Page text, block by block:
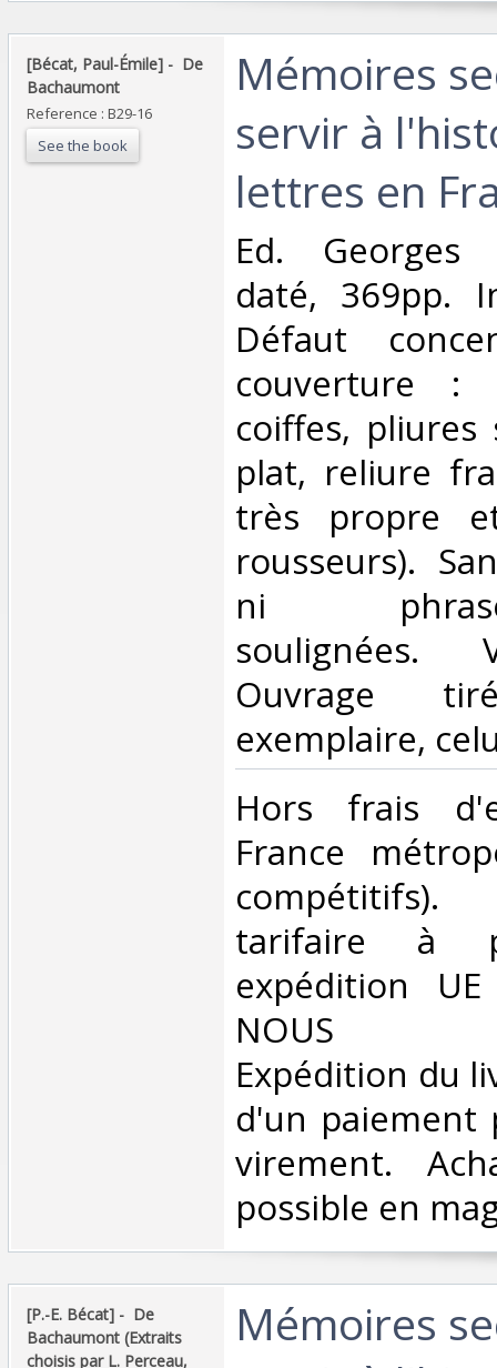
‎[Bécat, Paul-Émile] - ‎ ‎De
Bachaumont‎
Reference : B29-16
See the book
‎Mémoires
servir à
lettres en
‎Ed.
daté, 369pp.
Défaut
couverture :
coiffes,
plat, reliure
très propre
rousseurs).
ni
soulignées.
Ouvrage
exemplaire,
‎Hors frais
France
compétitifs).
tarifaire à
expédition
NOUS
Expédition du
d'un paiement
virement.
possible en
‎[P.-E. Bécat] - ‎ ‎De
Bachaumont (Extraits
choisis par L. Perceau,
‎Mémoires